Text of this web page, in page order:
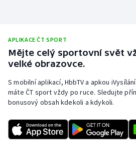
APLIKACE ČT SPORT
Mějte celý sportovní svět
velké obrazovce.
S mobilní aplikací, HbbTV a apkou
máte ČT sport vždy po ruce. Sledujte
bonusový obsah kdekoli a kdykoli.